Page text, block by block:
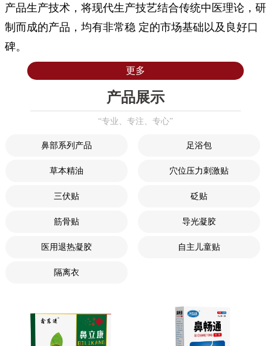
产品生产技术，将现代生产技艺结合传统中医理论，研
制而成的产品，均有非常稳 定的市场基础以及良好口
碑。
更多
产品展示
“专业、专注、专心”
鼻部系列产品 足浴包
草本精油 穴位压力刺激贴
三伏贴 砭贴
筋骨贴 导光凝胶
医用退热凝胶 自主儿童贴
隔离衣